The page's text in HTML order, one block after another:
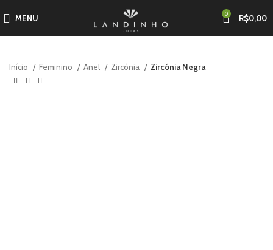
MENU 0 R$0,00
Início Feminino Anel Zircônia Zircônia Negra